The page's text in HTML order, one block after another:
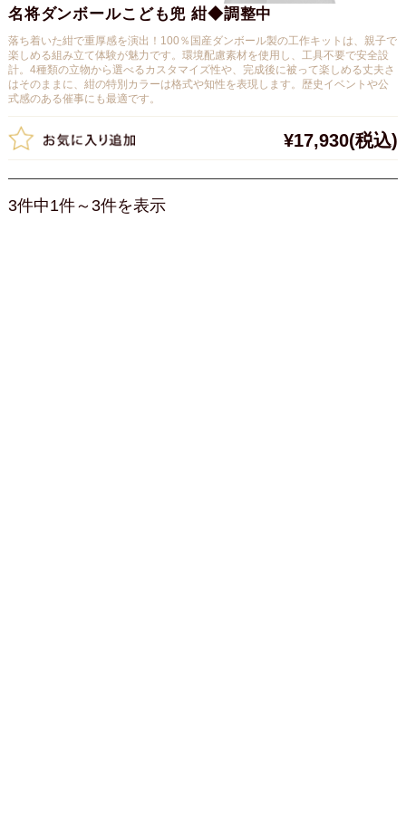
名将ダンボールこども兜 紺◆調整中
¥17,930(税込)
落ち着いた紺で重厚感を演出！100％国産ダンボール製の工作キットは、親子で
楽しめる組み立て体験が魅力です。環境配慮素材を使用し、工具不要で安全設
計。4種類の立物から選べるカスタマイズ性や、完成後に被って楽しめる丈夫さ
はそのままに、紺の特別カラーは格式や知性を表現します。歴史イベントや公
式感のある催事にも最適です。
3件中1件～3件を表示